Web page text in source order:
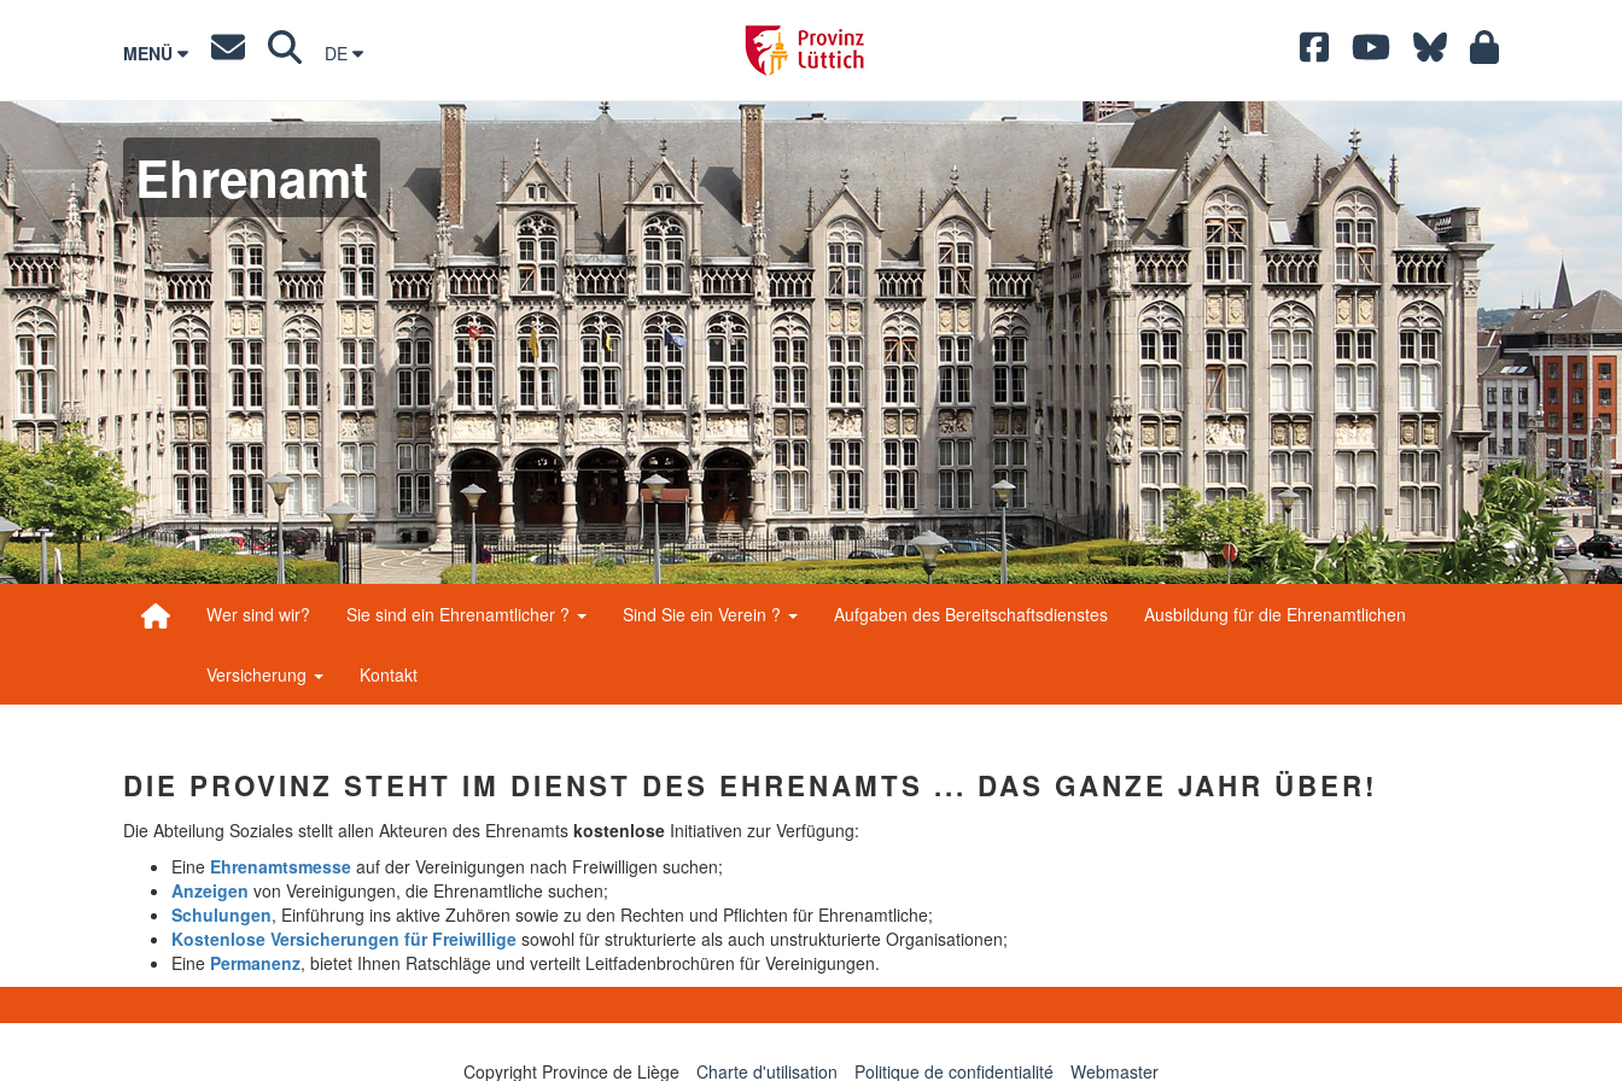
MENÜ DE
Ehrenamt
Wer sind wir? Sie sind ein Ehrenamtlicher ? Sind Sie ein Verein ? Aufgaben des Bereitschaftsdienstes Ausbildung für die Ehrenamtlichen
Versicherung Kontakt
DIE PROVINZ STEHT IM DIENST DES EHRENAMTS ... DAS GANZE JAHR ÜBER!
Die Abteilung Soziales stellt allen Akteuren des Ehrenamts kostenlose Initiativen zur Verfügung:
Eine Ehrenamtsmesse auf der Vereinigungen nach Freiwilligen suchen;
Anzeigen von Vereinigungen, die Ehrenamtliche suchen;
Schulungen, Einführung ins aktive Zuhören sowie zu den Rechten und Pflichten für Ehrenamtliche;
Kostenlose Versicherungen für Freiwillige sowohl für strukturierte als auch unstrukturierte Organisationen;
Eine Permanenz, bietet Ihnen Ratschläge und verteilt Leitfadenbrochüren für Vereinigungen.
Copyright Province de Liège Charte d'utilisation Politique de confidentialité Webmaster